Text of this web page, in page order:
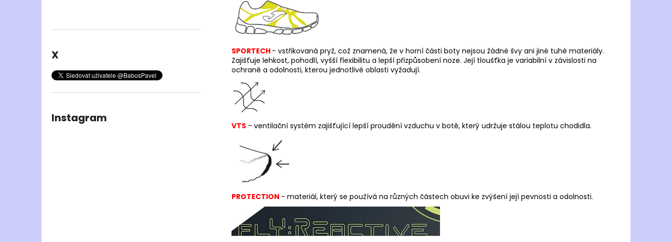
X
Instagram
SPORTECH - vstřikovaná pryž, což znamená, že v horní části boty nejsou žádné švy ani jiné tuhé materiály.
Zajišťuje lehkost, pohodlí, vyšší flexibilitu a lepší přizpůsobení noze. Její tloušťka je variabilní v závislosti na
ochraně a odolnosti, kterou jednotlivé oblasti vyžadují.
VTS - ventilační systém zajišťující lepší proudění vzduchu v botě, který udržuje stálou teplotu chodidla.
PROTECTION - materiál, který se používá na různých částech obuvi ke zvýšení její pevnosti a odolnosti.